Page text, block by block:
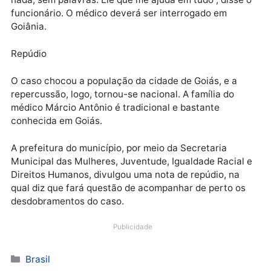
O funcionário já havia dito isso, durante o
interrogatório. Ele informou que recebe os
tipo de violência, ameaça ou xingamento por parte
médico.
No vídeo de desculpas, ele aparece ao lado do
diz que ele próprio colocou as correntes em si. “Ele é
nada, sem palavras. Ele que me ajuda em tudo”,
funcionário. O médico deverá ser interrogado em
Goiânia.
repercussão, logo, tornou-se nacional. A família do